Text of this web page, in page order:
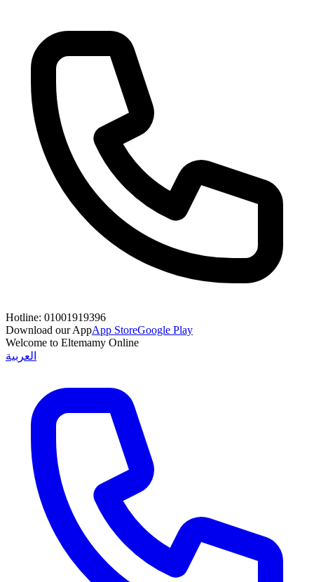
Hotline: 01001919396
Download our AppApp StoreGoogle Play
Welcome to Eltemamy Online
العربية